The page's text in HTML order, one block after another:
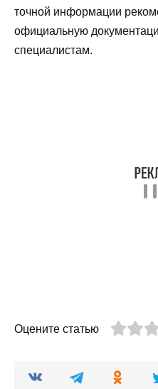
точной информации
официальную
специалистам.
Оцените статью